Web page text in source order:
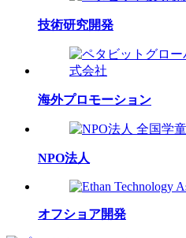
技術研究開発
海外プロモーション
NPO法人
オフショア開発